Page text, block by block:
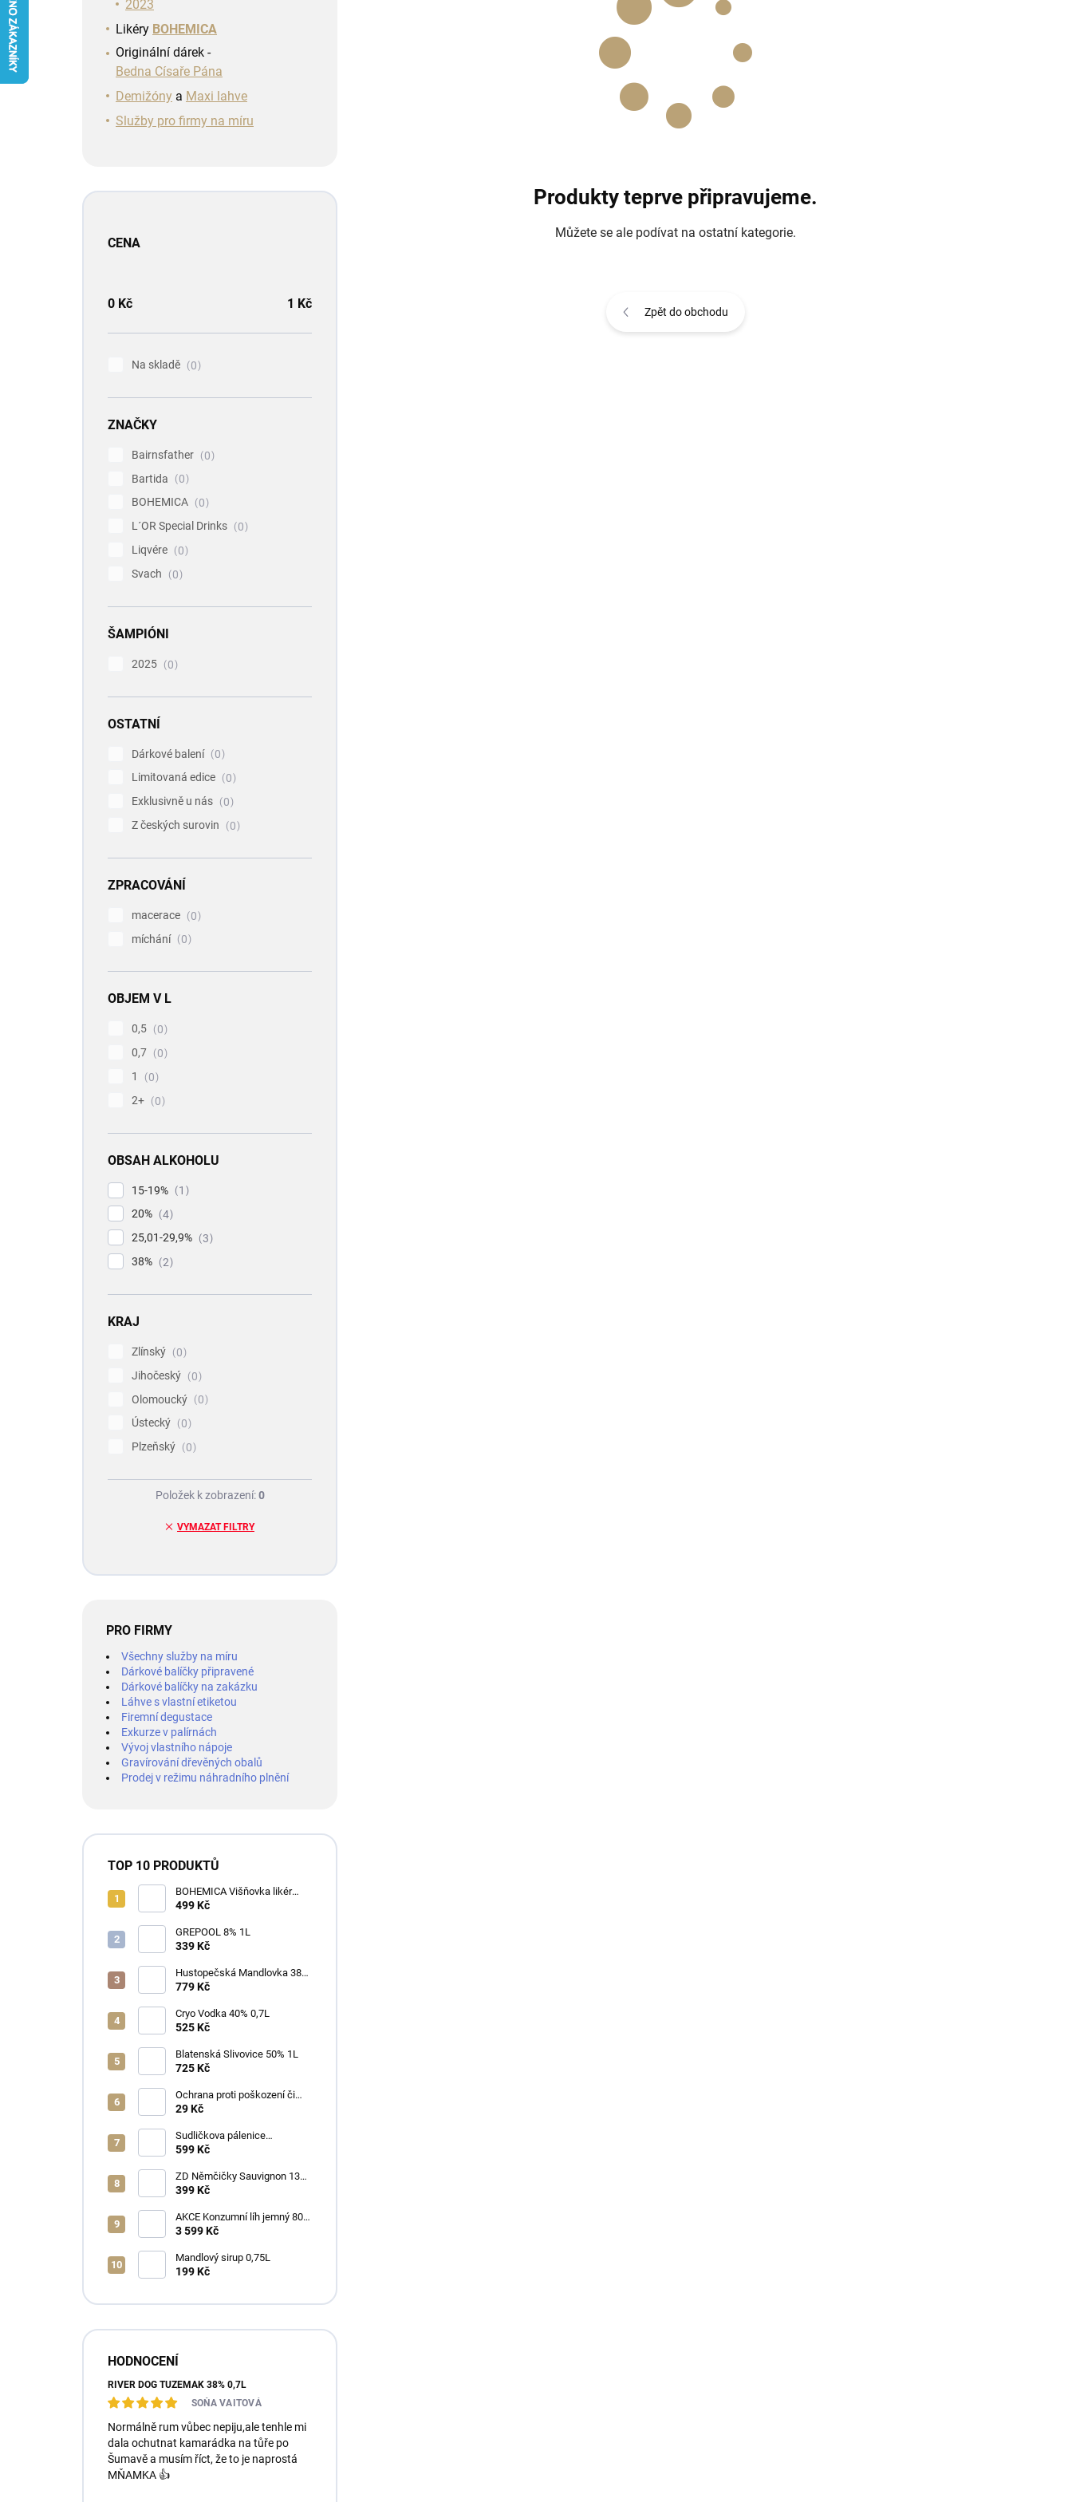
2023
Likéry BOHEMICA
Originální dárek -
Bedna Císaře Pána
Demižóny a Maxi lahve
Služby pro firmy na míru
CENA
0 Kč 1 Kč
Na skladě 0
ZNAČKY
Bairnsfather
0
Bartida
0
BOHEMICA
0
L´OR Special Drinks
0
Liqvére
0
Svach
0
ŠAMPIÓNI
2025 0
OSTATNÍ
Dárkové balení
0
Limitovaná edice
0
Exklusivně u nás
0
Z českých surovin
0
ZPRACOVÁNÍ
macerace
0
míchání
0
OBJEM V L
0,5
0
0,7
0
1
0
2+
0
OBSAH ALKOHOLU
15-19%
1
20%
4
25,01-29,9%
3
38%
2
KRAJ
Zlínský
0
Jihočeský
0
Olomoucký
0
Ústecký
0
Plzeňský
0
VYMAZAT FILTRY
Položek k zobrazení:0
PRO FIRMY
Všechny služby na míru
Dárkové balíčky připravené
Dárkové balíčky na zakázku
Láhve s vlastní etiketou
Firemní degustace
Exkurze v palírnách
Vývoj vlastního nápoje
Gravírování dřevěných obalů
Prodej v režimu náhradního plnění
TOP 10 PRODUKTŮ
BOHEMICA Višňovka likér
25% 0,7L
499 Kč
GREPOOL 8% 1L
339 Kč
Hustopečská Mandlovka 38%
1L
779 Kč
Cryo Vodka 40% 0,7L
525 Kč
Blatenská Slivovice 50% 1L
725 Kč
Ochrana proti poškození či
ztrátě
29 Kč
Sudličkova pálenice
Ořechovka 30% 0,7L
599 Kč
ZD Němčičky Sauvignon 13%
2025 Bag in Box 3L - suché
399 Kč
AKCE Konzumní líh jemný 80%
min 6x1L
3 599 Kč
Mandlový sirup 0,75L
199 Kč
HODNOCENÍ
RIVER DOG TUZEMÁK 38% 0,7L
SOŇA VAITOVÁ
Normálně rum vůbec nepiju,ale tenhle mi
dala ochutnat kamarádka na tůře po
Šumavě a musím říct, že to je naprostá
MŇAMKA 👍
Produkty teprve připravujeme.
Můžete se ale podívat na ostatní kategorie.
Zpět do obchodu